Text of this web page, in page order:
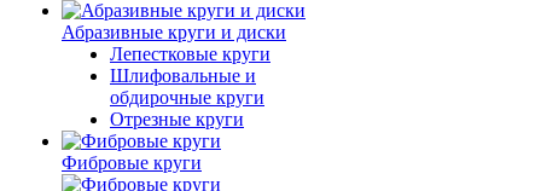
Абразивные круги и диски
Лепестковые круги
Шлифовальные и
обдирочные круги
Отрезные круги
Фибровые круги